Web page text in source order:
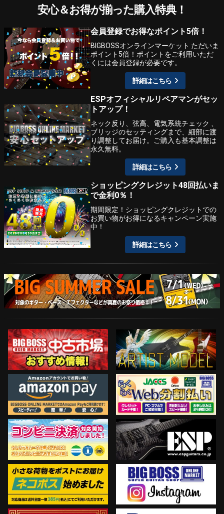
安心＆お得が揃った購入特典！
会員登録でお得なポイント5倍！
BIGBOSSオンラインマーケット ただいま
ポイント5倍！ポイントをご利用いただ
くには会員登録が必要です。
詳細はこちら
ESPオフィシャルリペアマンがセッ
トアップ！
ネック反り、弦高、電気系統チェック 、
ブリッジのセッティングまで、細部に渡
り調整してお届け。ご購入も基本調整は
永久無料。
詳細はこちら
ショッピングクレジット48回払いま
で金利0％！
期間限定！ショッピングクレジットでの
お買い物がお得になるキャンペーン実施
中！
詳細はこちら